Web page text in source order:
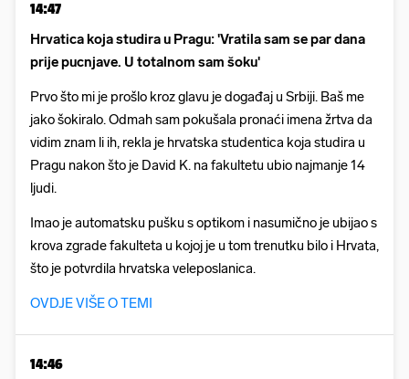
14:47
Hrvatica koja studira u Pragu: 'Vratila sam se par dana
prije pucnjave. U totalnom sam šoku'
Prvo što mi je prošlo kroz glavu je događaj u Srbiji. Baš me
jako šokiralo. Odmah sam pokušala pronaći imena žrtva da
vidim znam li ih, rekla je hrvatska studentica koja studira u
Pragu nakon što je David K. na fakultetu ubio najmanje 14
ljudi.
Imao je automatsku pušku s optikom i nasumično je ubijao s
krova zgrade fakulteta u kojoj je u tom trenutku bilo i Hrvata,
što je potvrdila hrvatska veleposlanica.
OVDJE VIŠE O TEMI
14:46